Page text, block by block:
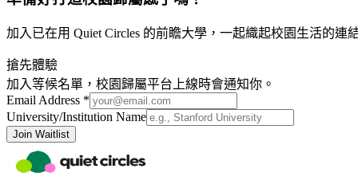
加入已在用 Quiet Circles 的前瞻大學，一起織起校園生活的連
搶先體驗
加入等候名單，校園歸屬平台上線時會通知你。
Email Address *
University/Institution Name
Join Waitlist